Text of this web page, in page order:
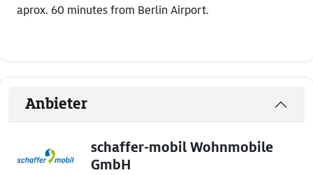
aprox. 60 minutes from Berlin Airport.
Anbieter
schaffer-mobil Wohnmobile
GmbH